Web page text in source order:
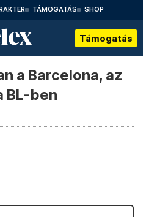
TÁMOGATÁS SHOP
Támogatás
a Barcelona, az
BL-ben